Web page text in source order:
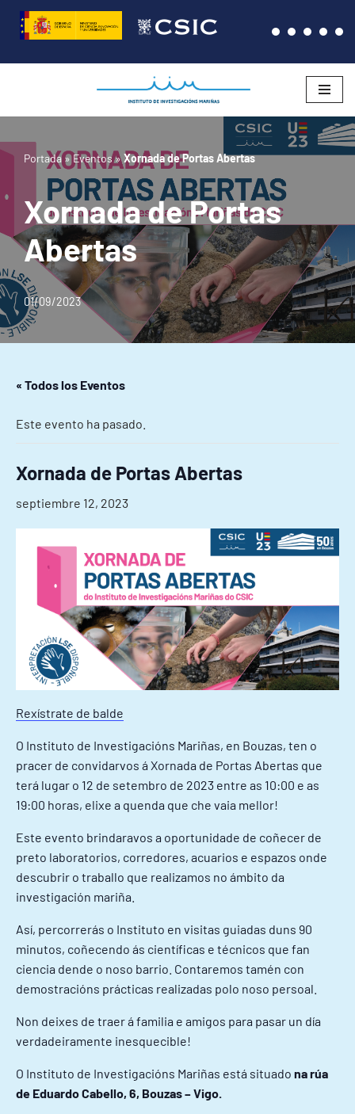
Saltar
al
Portada»Eventos»Xornada de Portas Abertas
Xornada de Portas
Abertas
01/09/2023
« Todos los Eventos
Este evento ha pasado.
Xornada de Portas Abertas
septiembre 12, 2023
Rexístrate de balde
O Instituto de Investigacións Mariñas, en Bouzas, ten o
pracer de convidarvos á Xornada de Portas Abertas que
terá lugar o 12 de setembro de 2023 entre as 10:00 e as
19:00 horas, elixe a quenda que che vaia mellor!
Este evento brindaravos a oportunidade de coñecer de
preto laboratorios, corredores, acuarios e espazos onde
descubrir o traballo que realizamos no ámbito da
investigación mariña.
Así, percorrerás o Instituto en visitas guiadas duns 90
minutos, coñecendo ás científicas e técnicos que fan
ciencia dende o noso barrio. Contaremos tamén con
demostracións prácticas realizadas polo noso persoal.
Non deixes de traer á familia e amigos para pasar un día
verdadeiramente inesquecible!
O Instituto de Investigacións Mariñas está situado na rúa
de Eduardo Cabello, 6, Bouzas – Vigo.